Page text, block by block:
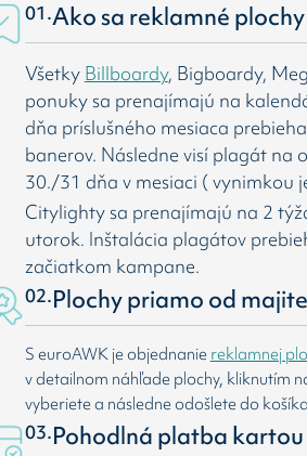
01.Ako sa reklamné
Všetky Billboardy, Bigboardy,
ponuky sa prenajímajú na
dňa príslušného mesiaca
banerov. Následne visí plagát na
30./31 dňa v mesiaci ( vynimkou
Citylighty sa prenajímajú na 2
utorok. Inštalácia plagátov
začiatkom kampane.
02.Plochy priamo od
S euroAWK je objednanie reklamnej
v detailnom náhľade plochy, kliknutím
vyberiete a následne odošlete do
03.Pohodlná platba kartou